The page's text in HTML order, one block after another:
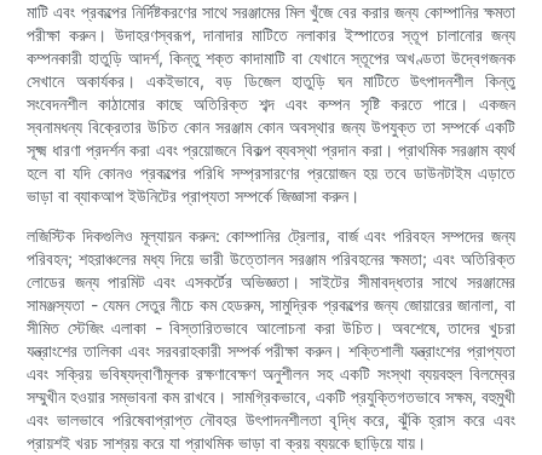
মাটি এবং প্রকল্পের নির্দিষ্টকরণের সাথে সরঞ্জামের মিল খুঁজে বের করার জন্য কোম্পানির ক্ষমতা
পরীক্ষা করুন। উদাহরণস্বরূপ, দানাদার মাটিতে নলাকার ইস্পাতের স্তূপ চালানোর জন্য
কম্পনকারী হাতুড়ি আদর্শ, কিন্তু শক্ত কাদামাটি বা যেখানে স্তূপের অখণ্ডতা উদ্বেগজনক
সেখানে অকার্যকর। একইভাবে, বড় ডিজেল হাতুড়ি ঘন মাটিতে উৎপাদনশীল কিন্তু
সংবেদনশীল কাঠামোর কাছে অতিরিক্ত শব্দ এবং কম্পন সৃষ্টি করতে পারে। একজন
স্বনামধন্য বিক্রেতার উচিত কোন সরঞ্জাম কোন অবস্থার জন্য উপযুক্ত তা সম্পর্কে একটি
সূক্ষ্ম ধারণা প্রদর্শন করা এবং প্রয়োজনে বিকল্প ব্যবস্থা প্রদান করা। প্রাথমিক সরঞ্জাম ব্যর্থ
হলে বা যদি কোনও প্রকল্পের পরিধি সম্প্রসারণের প্রয়োজন হয় তবে ডাউনটাইম এড়াতে
ভাড়া বা ব্যাকআপ ইউনিটের প্রাপ্যতা সম্পর্কে জিজ্ঞাসা করুন।
লজিস্টিক দিকগুলিও মূল্যায়ন করুন: কোম্পানির ট্রেলার, বার্জ এবং পরিবহন সম্পদের জন্য
পরিবহন; শহরাঞ্চলের মধ্য দিয়ে ভারী উত্তোলন সরঞ্জাম পরিবহনের ক্ষমতা; এবং অতিরিক্ত
লোডের জন্য পারমিট এবং এসকর্টের অভিজ্ঞতা। সাইটের সীমাবদ্ধতার সাথে সরঞ্জামের
সামঞ্জস্যতা - যেমন সেতুর নীচে কম হেডরুম, সামুদ্রিক প্রকল্পের জন্য জোয়ারের জানালা, বা
সীমিত স্টেজিং এলাকা - বিস্তারিতভাবে আলোচনা করা উচিত। অবশেষে, তাদের খুচরা
যন্ত্রাংশের তালিকা এবং সরবরাহকারী সম্পর্ক পরীক্ষা করুন। শক্তিশালী যন্ত্রাংশের প্রাপ্যতা
এবং সক্রিয় ভবিষ্যদ্বাণীমূলক রক্ষণাবেক্ষণ অনুশীলন সহ একটি সংস্থা ব্যয়বহুল বিলম্বের
সম্মুখীন হওয়ার সম্ভাবনা কম রাখবে। সামগ্রিকভাবে, একটি প্রযুক্তিগতভাবে সক্ষম, বহুমুখী
এবং ভালভাবে পরিষেবাপ্রাপ্ত নৌবহর উৎপাদনশীলতা বৃদ্ধি করে, ঝুঁকি হ্রাস করে এবং
প্রায়শই খরচ সাশ্রয় করে যা প্রাথমিক ভাড়া বা ক্রয় ব্যয়কে ছাড়িয়ে যায়।